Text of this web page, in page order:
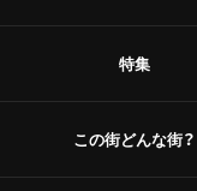
特集
この街どんな街？